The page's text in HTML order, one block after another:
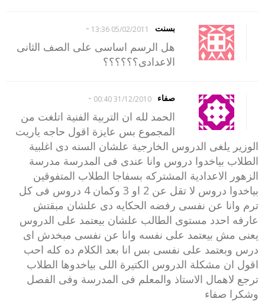
بسنت 05/02/2011 13:36
-
هل الرسم اساسى على الصف الثانى
الاعدادى؟؟؟؟؟؟
صفاء 31/12/2010 00:40
-
الحمد لله ان التربية الفنية اتلغت من
المجموع بس عايزة اقول حاجه ياريت
الوزير يلغى الدروس الخارجية علشان السنه دى اغلبية
الطلاب بياخدوا دروس وانا عندى فى المدرسة مدرسة
الزهور الاعدادية المشتركه بسفاجا الطلاب المتفوقين
بياخدوا دروس لا تقل عن 2 او 3 وكمان 4 دروس فى كل
ترم وانا عن نفسى رفضه الحكايه دى علشان مبقتش
عارفه احدد مستوى الطالب علشان بيعتمد على الدروس
يعنى مش بيعتمد على نفسه وانا عن نفسى مبخدش اى
درس وبعتمد على نفسى بس انا بعد الكلام ده كله احب
اقول ان مشكلة الدروس الكتيرة اللى بياخدوها الطلاب
ترجع لاهمال الاستاذ والمعلم فى المدرسة وفى الفصل
وشكرا صفاء